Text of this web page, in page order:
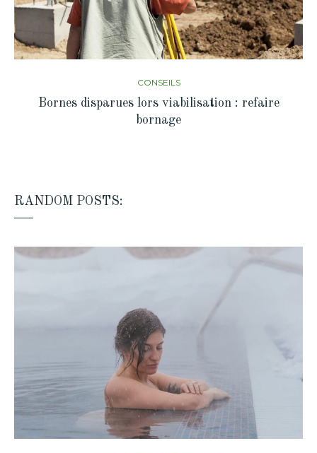
CONSEILS
Bornes disparues lors viabilisation : refaire
bornage
RANDOM POSTS: